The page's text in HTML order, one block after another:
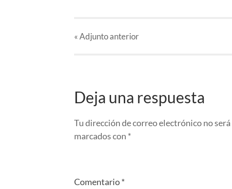
«Adjuntoanterior
Deja una respuesta
Tu dirección de correo electrónico no
marcados con *
Comentario*